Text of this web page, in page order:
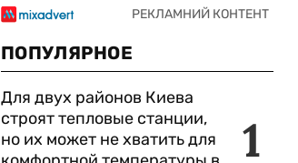
ПОПУЛЯРНОЕ
1
Для двух районов Киева
строят тепловые станции,
но их может не хватить для